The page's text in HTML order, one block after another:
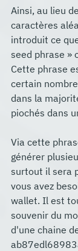
Ainsi, au lieu
caractères
introduit ce
seed phrase »
Cette phrase
certain
dans la
piochés dans
Via cette
générer
surtout il sera
vous avez
wallet. Il est
souvenir du
d'une chaine